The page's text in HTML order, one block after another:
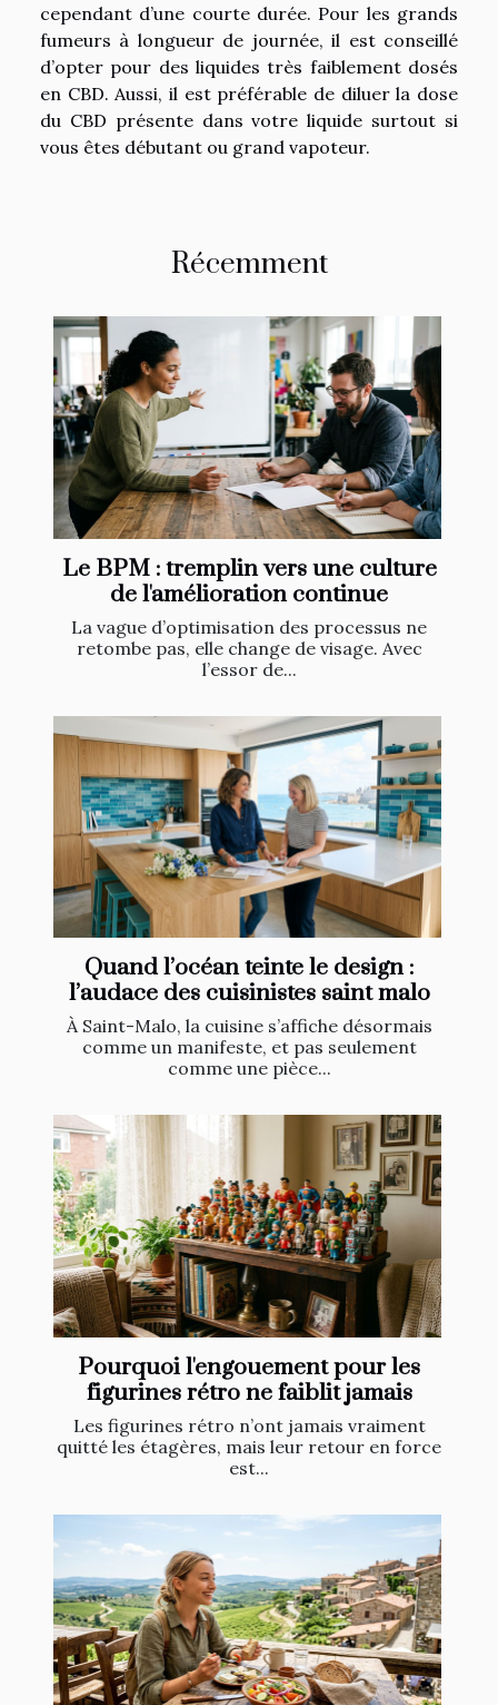
cependant d’une courte durée. Pour les grands
fumeurs à longueur de journée, il est conseillé
d’opter pour des liquides très faiblement dosés
en CBD. Aussi, il est préférable de diluer la dose
du CBD présente dans votre liquide surtout si
vous êtes débutant ou grand vapoteur.
Récemment
Le BPM : tremplin vers une culture
de l'amélioration continue
La vague d’optimisation des processus ne
retombe pas, elle change de visage. Avec
l’essor de...
Quand l’océan teinte le design :
l’audace des cuisinistes saint malo
À Saint-Malo, la cuisine s’affiche désormais
comme un manifeste, et pas seulement
comme une pièce...
Pourquoi l'engouement pour les
figurines rétro ne faiblit jamais
Les figurines rétro n’ont jamais vraiment
quitté les étagères, mais leur retour en force
est...